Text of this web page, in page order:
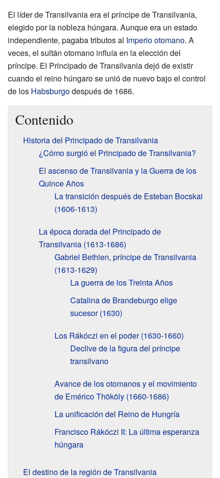
El líder de Transilvania era el príncipe de Transilvania,
elegido por la nobleza húngara. Aunque era un estado
independiente, pagaba tributos al Imperio otomano. A
veces, el sultán otomano influía en la elección del
príncipe. El Principado de Transilvania dejó de existir
cuando el reino húngaro se unió de nuevo bajo el control
de los Habsburgodespués de 1686.
Contenido
Historia del Principado de Transilvania
¿Cómo surgió el Principado de Transilvania?
El ascenso de Transilvania y la Guerra de los
Quince Años
La transición después de Esteban Bocskai
(1606-1613)
La época dorada del Principado de
Transilvania (1613-1686)
Gabriel Bethlen, príncipe de Transilvania
(1613-1629)
La guerra de los Treinta Años
Catalina de Brandeburgo elige
sucesor (1630)
Los Rákóczi en el poder (1630-1660)
Declive de la figura del príncipe
transilvano
Avance de los otomanos y el movimiento
de Emérico Thököly (1660-1686)
La unificación del Reino de Hungría
Francisco Rákóczi II: La última esperanza
húngara
El destino de la región de Transilvania